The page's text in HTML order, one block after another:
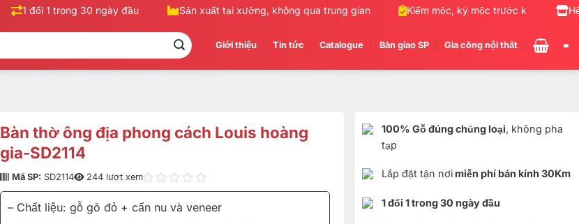
1 đổi 1 trong 30 ngày đầu Sản xuất tại xưởng, không qua trung gian Kiểm mộc, ký mộc trước khi giao hàng
Giới thiệu Tin tức Catalogue Bàn giao SP Gia công nội thất
100% Gỗ đúng chủng loại, không pha
tạp
Lắp đặt tận nơimiễn phí bán kính 30Km
1 đổi 1 trong 30 ngày đầu
Bàn thờ ông địa phong cách Louis hoàng
gia-SD2114
Mã SP: SD2114 244 lượt xem
– Chất liệu: gỗ gõ đỏ + cẩn nu và veneer